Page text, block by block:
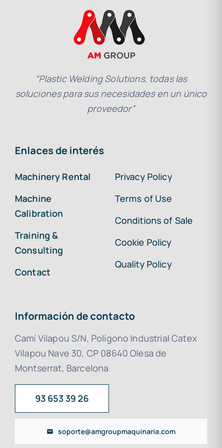
“Plastic Welding Solutions, todas las
soluciones para sus necesidades en un único
proveedor”
Enlaces de interés
Machinery Rental
Machine
Calibration
Training &
Consulting
Contact
Privacy Policy
Terms of Use
Conditions of Sale
Cookie Policy
Quality Policy
Información de contacto
Camí Vilapou S/N, Polígono Industrial Catex
Vilapou Nave 30, CP 08640 Olesa de
Montserrat, Barcelona
93 653 39 26
soporte@amgroupmaquinaria.com